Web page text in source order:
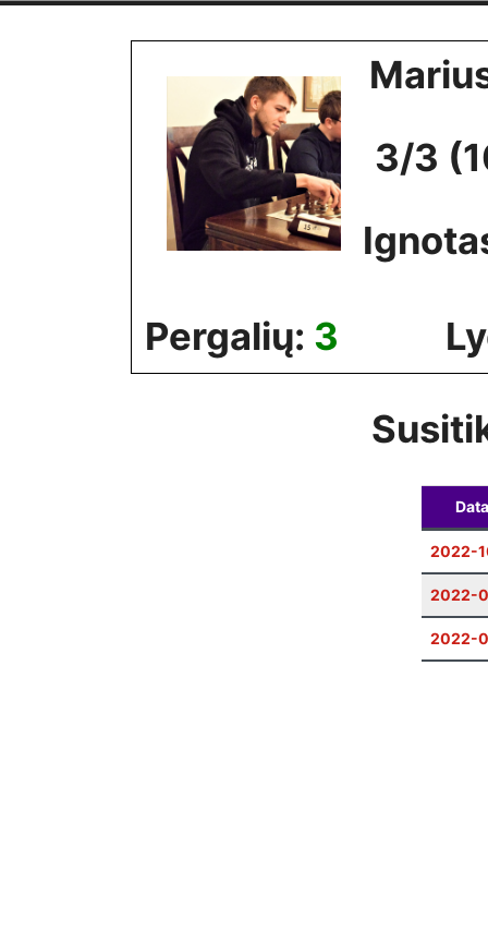
3/3
Pergalių: 3
Data
2022-
2022-
2022-